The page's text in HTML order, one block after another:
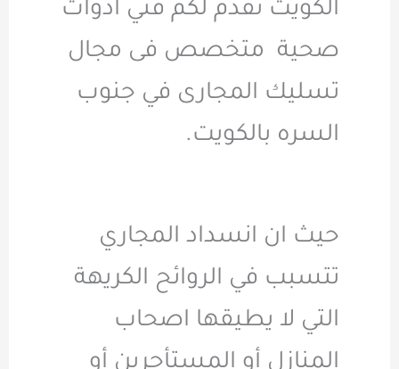
الكويت تقدم لكم فني ادوات
صحية متخصص فى مجال
تسليك المجارى في جنوب
السره بالكويت.
حيث ان انسداد المجاري
تتسبب في الروائح الكريهة
التي لا يطيقها اصحاب
المنازل أو المستأجرين أو